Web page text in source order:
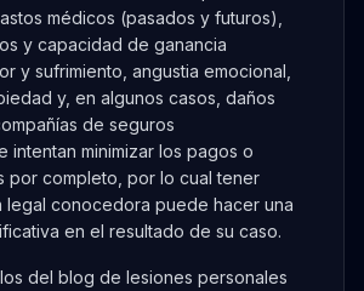
médicos (pasados y futuros),
y capacidad de ganancia
y sufrimiento, angustia emocional,
y, en algunos casos, daños
de seguros
intentan minimizar los pagos o
por completo, por lo cual tener
legal conocedora puede hacer una
en el resultado de su caso.
del blog de lesiones personales